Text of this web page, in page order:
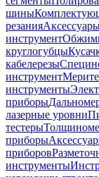
шины
резания
инструмент
круглогубцы
кабелерезы
инструмент
инструменты
приборы
лазерные уровни
тестеры
приборы
приборов
инструменты